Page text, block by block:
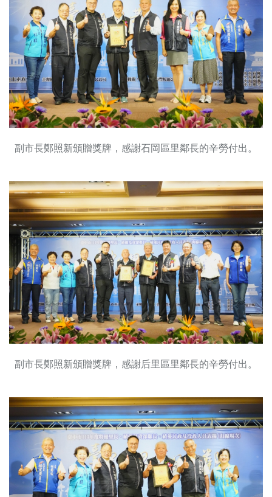
副市長鄭照新頒贈獎牌，感謝石岡區里鄰長的辛勞付出。
副市長鄭照新頒贈獎牌，感謝后里區里鄰長的辛勞付出。